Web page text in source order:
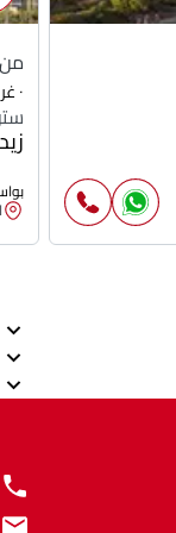
من
٠ غرفة نوم